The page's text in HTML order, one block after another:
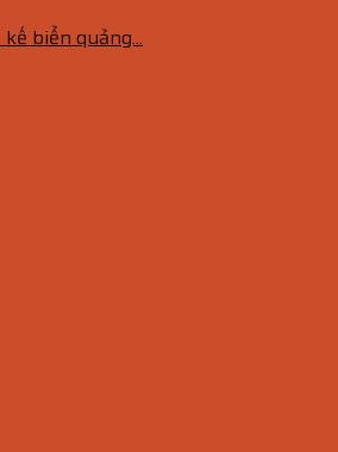
biển quảng...